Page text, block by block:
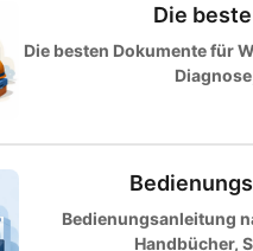
Die
Die besten Dokumente für
Bedienungsanleitung
Handbücher,